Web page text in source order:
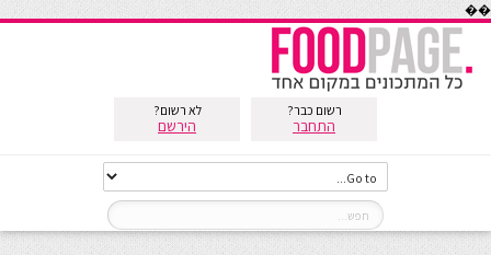
��
רשום כבר?
התחבר
לא רשום?
הירשם